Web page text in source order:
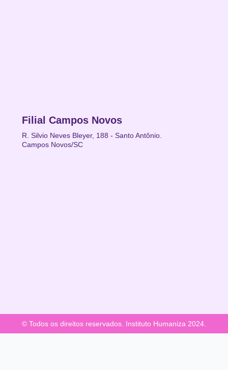
Filial Campos Novos
R. Silvio Neves Bleyer, 188 - Santo Antônio.
Campos Novos/SC
© Todos os direitos reservados. Instituto Humaniza 2024.